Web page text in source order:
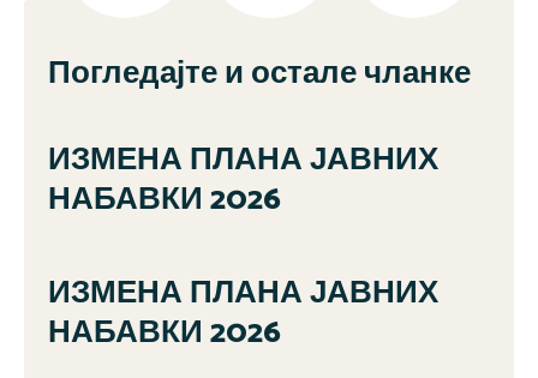
Погледајте и остале чланке
ИЗМЕНА ПЛАНА ЈАВНИХ
НАБАВКИ 2026
ИЗМЕНА ПЛАНА ЈАВНИХ
НАБАВКИ 2026